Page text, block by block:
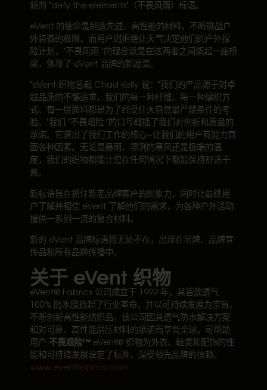
新的 "defy the elements"（不畏风雨）标语。
eVent 的使命是制造先进、高性能的材料，不断挑战户
外装备的极限，而用户则拒绝让天气决定他们的户外探
险计划，"不畏风雨 "的理念就是在这两者之间架起一座桥
梁，体现了 eVent 品牌的新愿景。
"eVent 织物总裁 Chad Kelly 说："我们的产品源于对卓
越品质的不懈追求，我们的每一种纤维、每一种编织方
式、每一层面料都是为了经受住大自然最严酷条件的考
验。"我们 "不畏艰险 "的口号概括了我们对创新和质量的
承诺。它道出了我们工作的核心--让我们的用户有能力直
面各种因素。无论是暴雨、凛冽的寒风还是极端的温
度，我们的织物都能让您在任何情况下都能保持舒适干
爽。
新标语旨在抓住新老品牌客户的想象力，同时让最终用
户了解并相信 eVent 了解他们的需求，为各种户外活动
提供一系列一流的复合材料。
新的 eVent 品牌标语将无处不在，出现在吊牌、品牌宣
传品和所有品牌传播中。
关于 eVent 织物
eVent® Fabrics 公司成立于 1999 年，其首款透气
100% 防水膜掀起了行业革命，并以可持续发展为宗旨，
不断创新高性能纺织品。该公司因其透气防水解决方案
和对可靠、高性能层压材料的承诺而享誉全球，可帮助
用户 不畏艰险™.eVent® 织物为外衣、鞋类和配饰的性
能和可持续发展设定了标准，深受领先品牌的信赖。
www.eventfabrics.com